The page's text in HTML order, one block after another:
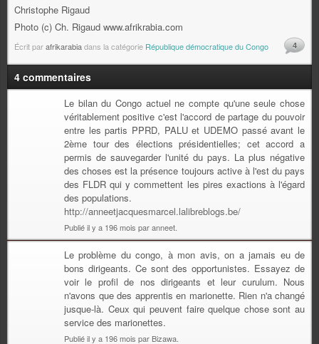
Christophe Rigaud
Photo (c) Ch. Rigaud www.afrikrabia.com
Écrit parafrikarabiadans la catégorie République démocratique du Congo 4
4 commentaires
Le bilan du Congo actuel ne compte qu'une seule chose
véritablement positive c'est l'accord de partage du pouvoir
entre les partis PPRD, PALU et UDEMO passé avant le
2ème tour des élections présidentielles; cet accord a
permis de sauvegarder l'unité du pays. La plus négative
des choses est la présence toujours active à l'est du pays
des FLDR qui y commettent les pires exactions à l'égard
des populations.
http://anneetjacquesmarcel.lalibreblogs.be/
Publié il y a 196 mois par anneet.
Le problème du congo, à mon avis, on a jamais eu de
bons dirigeants. Ce sont des opportunistes. Essayez de
voir le profil de nos dirigeants et leur curulum. Nous
n'avons que des apprentis en marionette. Rien n'a changé
jusque-là. Ceux qui peuvent faire quelque chose sont au
service des marionettes.
Publié il y a 196 mois par Bizawa.